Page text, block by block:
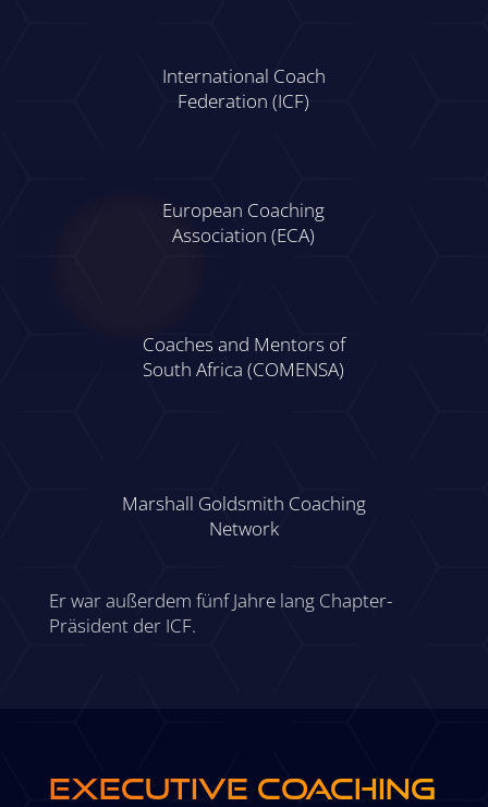
International Coach
Federation (ICF)
European Coaching
Association (ECA)
Coaches and Mentors of
South Africa (COMENSA)
Marshall Goldsmith Coaching
Network
Er war außerdem fünf Jahre lang Chapter-
Präsident der ICF.
Executive Coaching